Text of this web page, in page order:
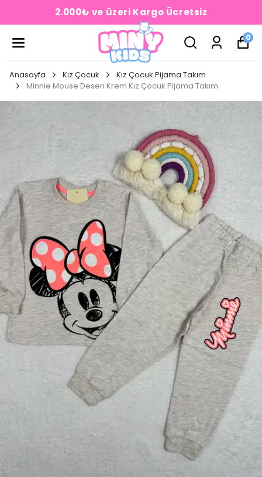
2.000₺ ve üzeri Kargo Ücretsiz
0
Anasayfa Kız Çocuk
Kız Çocuk Pijama Takım
Minnie Mouse Desen Krem Kız Çocuk Pijama Takım